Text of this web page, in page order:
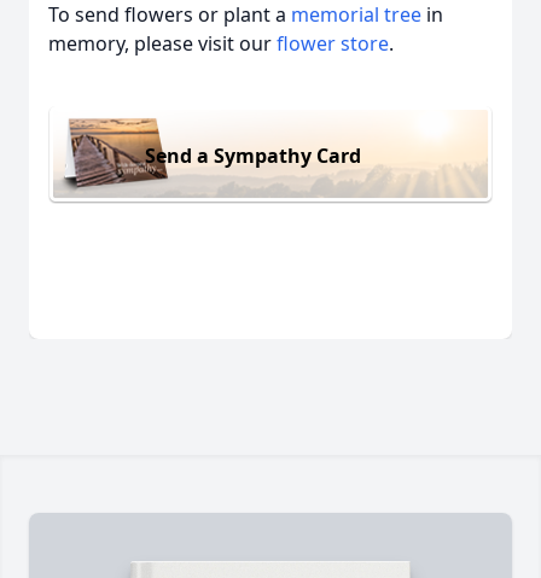
To send flowers or plant a memorial tree in
memory, please visit ourflower store.
Send a Sympathy Card